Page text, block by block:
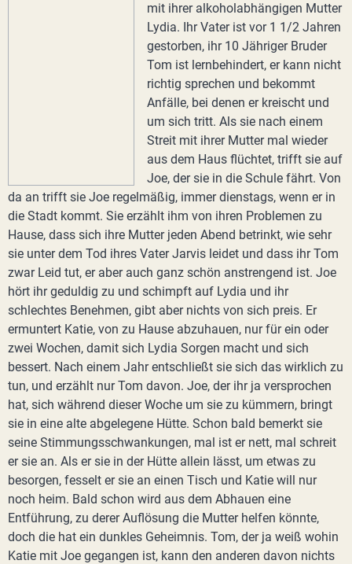
mit ihrer alkoholabhängigen Mutter
Lydia. Ihr Vater ist vor 1 1/2 Jahren
gestorben, ihr 10 Jähriger Bruder
Tom ist lernbehindert, er kann nicht
richtig sprechen und bekommt
Anfälle, bei denen er kreischt und
um sich tritt. Als sie nach einem
Streit mit ihrer Mutter mal wieder
aus dem Haus flüchtet, trifft sie auf
Joe, der sie in die Schule fährt. Von
da an trifft sie Joe regelmäßig, immer dienstags, wenn er in
die Stadt kommt. Sie erzählt ihm von ihren Problemen zu
Hause, dass sich ihre Mutter jeden Abend betrinkt, wie sehr
sie unter dem Tod ihres Vater Jarvis leidet und dass ihr Tom
zwar Leid tut, er aber auch ganz schön anstrengend ist. Joe
hört ihr geduldig zu und schimpft auf Lydia und ihr
schlechtes Benehmen, gibt aber nichts von sich preis. Er
ermuntert Katie, von zu Hause abzuhauen, nur für ein oder
zwei Wochen, damit sich Lydia Sorgen macht und sich
bessert. Nach einem Jahr entschließt sie sich das wirklich zu
tun, und erzählt nur Tom davon. Joe, der ihr ja versprochen
hat, sich während dieser Woche um sie zu kümmern, bringt
sie in eine alte abgelegene Hütte. Schon bald bemerkt sie
seine Stimmungsschwankungen, mal ist er nett, mal schreit
er sie an. Als er sie in der Hütte allein lässt, um etwas zu
besorgen, fesselt er sie an einen Tisch und Katie will nur
noch heim. Bald schon wird aus dem Abhauen eine
Entführung, zu derer Auflösung die Mutter helfen könnte,
doch die hat ein dunkles Geheimnis. Tom, der ja weiß wohin
Katie mit Joe gegangen ist, kann den anderen davon nichts